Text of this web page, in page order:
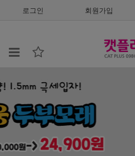
로그인 회원가입